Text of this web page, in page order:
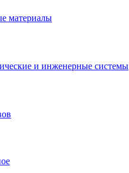
материалы
и инженерные системы